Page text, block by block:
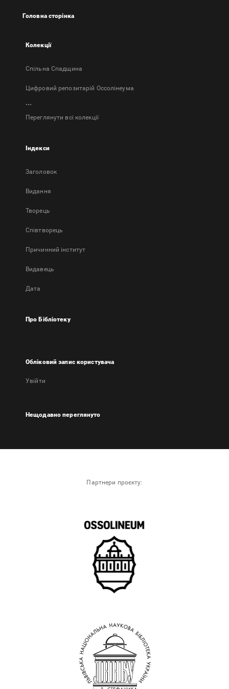
вкладці
Головна сторінка
Колекції
Спільна Спадщина
Цифровий репозитарій Оссолінеума
...
Переглянути всі колекції
Індекси
Заголовок
Bидання
Творець
Співтворець
Причинний інститут
Видавець
Дата
Про Бібліотеку
Обліковий запис користувача
Увійти
Нещодавно переглянуто
Партнери проєкту: